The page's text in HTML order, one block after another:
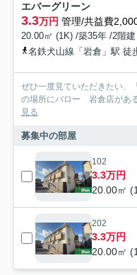
エバーグリーン
3.3万円 管理/共益費
20.00㎡ (1K) /築35年 /2階建
名鉄犬山線「岩倉」駅 徒
ぜひ一度見ていただきたい、
の場所にバロー 岩倉店があ
見る
募集中の部屋
102
3.3万円
20.00㎡
202
3.3万円
20.00㎡